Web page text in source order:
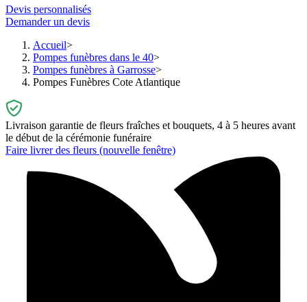
Devis personnalisés
Demander un devis
Accueil
Pompes funèbres dans le 40
Pompes funèbres à Garrosse
Pompes Funèbres Cote Atlantique
Livraison garantie de fleurs fraîches et bouquets, 4 à 5 heures avant
le début de la cérémonie funéraire
Faire livrer des fleurs (nouvelle fenêtre)